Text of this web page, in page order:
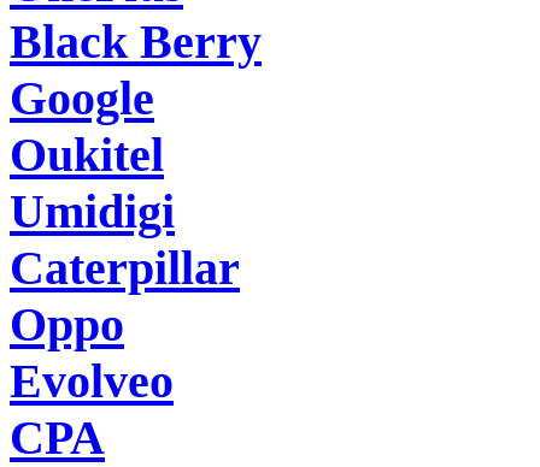
Black Berry
Google
Oukitel
Umidigi
Caterpillar
Oppo
Evolveo
CPA